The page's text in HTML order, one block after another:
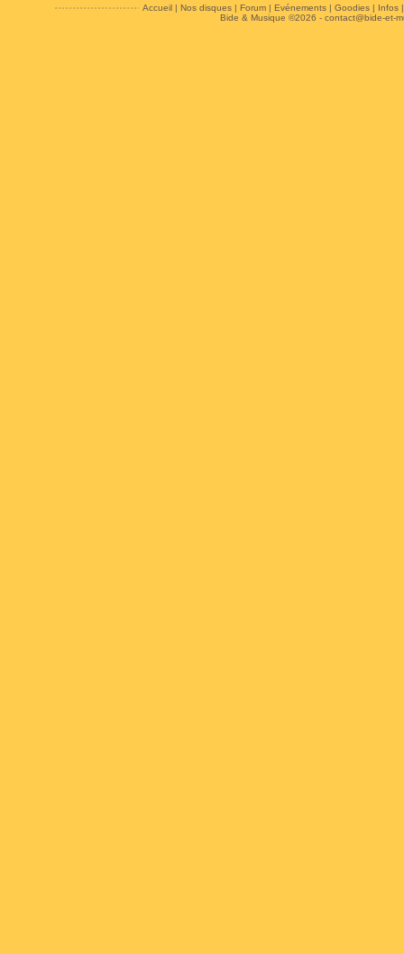
Accueil| Nos disques| Forum| Evénements| Goodies| Infos
Bide & Musique ©2026 - contact@bide-et-